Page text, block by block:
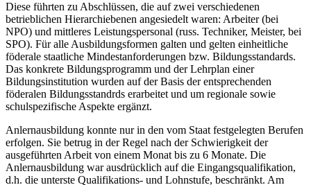
Diese führten zu Abschlüssen, die auf zwei verschiedenen
betrieblichen Hierarchiebenen angesiedelt waren: Arbeiter (bei
NPO) und mittleres Leistungspersonal (russ. Techniker, Meister, bei
SPO). Für alle Ausbildungsformen galten und gelten einheitliche
föderale staatliche Mindestanforderungen bzw. Bildungsstandards.
Das konkrete Bildungsprogramm und der Lehrplan einer
Bildungsinstitution wurden auf der Basis der entsprechenden
föderalen Bildungsstandrds erarbeitet und um regionale sowie
schulspezifische Aspekte ergänzt.
Anlernausbildung konnte nur in den vom Staat festgelegten Berufen
erfolgen. Sie betrug in der Regel nach der Schwierigkeit der
ausgeführten Arbeit von einem Monat bis zu 6 Monate. Die
Anlernausbildung war ausdrücklich auf die Eingangsqualifikation,
d.h. die unterste Qualifikations- und Lohnstufe, beschränkt. Am